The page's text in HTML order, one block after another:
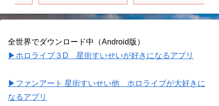
全世界でダウンロード中（Android版）
▶ホロライブ３D 星街すいせいが好きになるアプリ
▶ファンアート 星街すいせい他 ホロライブが大好きに
なるアプリ